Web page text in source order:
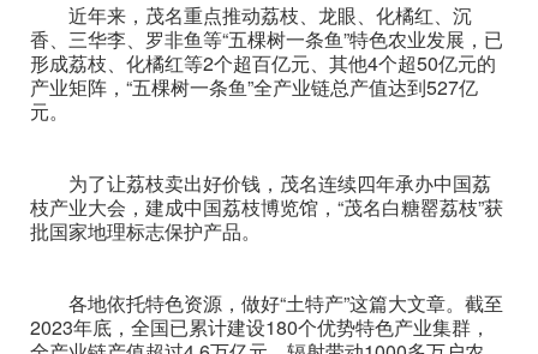
近年来，茂名重点推动荔枝、龙眼、化橘红、沉
香、三华李、罗非鱼等“五棵树一条鱼”特色农业发展，已
形成荔枝、化橘红等2个超百亿元、其他4个超50亿元的
产业矩阵，“五棵树一条鱼”全产业链总产值达到527亿
元。
为了让荔枝卖出好价钱，茂名连续四年承办中国荔
枝产业大会，建成中国荔枝博览馆，“茂名白糖罂荔枝”获
批国家地理标志保护产品。
各地依托特色资源，做好“土特产”这篇大文章。截至
2023年底，全国已累计建设180个优势特色产业集群，